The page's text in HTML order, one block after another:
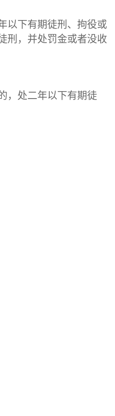
以下有期徒刑、拘役或
刑，并处罚金或者没收
，处二年以下有期徒